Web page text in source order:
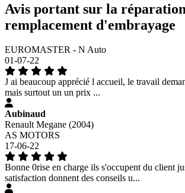
Avis portant sur la
remplacement d'embrayage
EUROMASTER - N Auto
01-07-22
J ai beaucoup apprécié l accueil, le travail
mais surtout un un prix ...
Aubinaud
Renault Megane (2004)
AS MOTORS
17-06-22
Bonne 0rise en charge ils s'occupent du client
satisfaction donnent des conseils u...